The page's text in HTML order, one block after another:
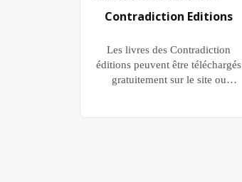
Contradiction Editions
Les livres des Contradiction
éditions peuvent être téléchargés
gratuitement sur le site ou